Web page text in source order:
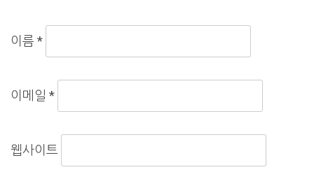
이름 *
이메일 *
웹사이트